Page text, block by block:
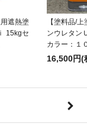
遮熱塗
15kgセ
【塗料品/
ンウレタン
カラー：１
16,500円(